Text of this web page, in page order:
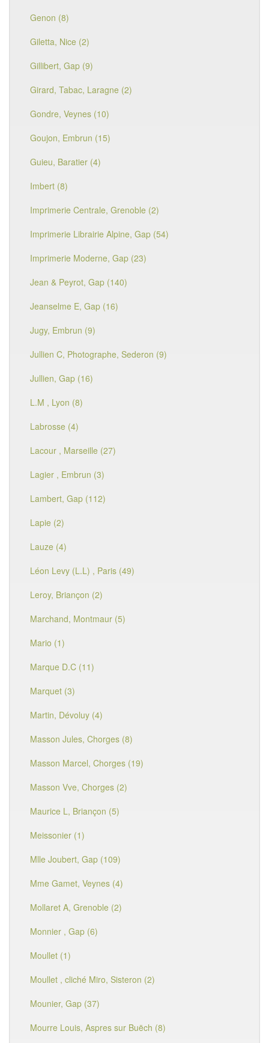
Genon (8)
Giletta, Nice (2)
Gillibert, Gap (9)
Girard, Tabac, Laragne (2)
Gondre, Veynes (10)
Goujon, Embrun (15)
Guieu, Baratier (4)
Imbert (8)
Imprimerie Centrale, Grenoble (2)
Imprimerie Librairie Alpine, Gap (54)
Imprimerie Moderne, Gap (23)
Jean & Peyrot, Gap (140)
Jeanselme E, Gap (16)
Jugy, Embrun (9)
Jullien C, Photographe, Sederon (9)
Jullien, Gap (16)
L.M , Lyon (8)
Labrosse (4)
Lacour , Marseille (27)
Lagier , Embrun (3)
Lambert, Gap (112)
Lapie (2)
Lauze (4)
Léon Levy (L.L) , Paris (49)
Leroy, Briançon (2)
Marchand, Montmaur (5)
Mario (1)
Marque D.C (11)
Marquet (3)
Martin, Dévoluy (4)
Masson Jules, Chorges (8)
Masson Marcel, Chorges (19)
Masson Vve, Chorges (2)
Maurice L, Briançon (5)
Meissonier (1)
Mlle Joubert, Gap (109)
Mme Gamet, Veynes (4)
Mollaret A, Grenoble (2)
Monnier , Gap (6)
Moullet (1)
Moullet , cliché Miro, Sisteron (2)
Mounier, Gap (37)
Mourre Louis, Aspres sur Buëch (8)